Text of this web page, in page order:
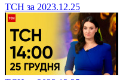
ТСН за 2023.12.25